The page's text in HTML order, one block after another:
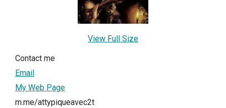
View Full Size
Contact me
Email
My Web Page
m.me/attypiqueavec2t